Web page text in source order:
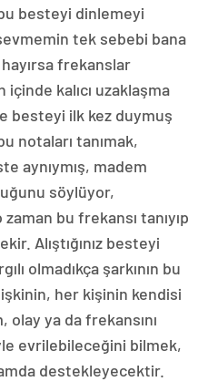
besteyi dinlemeyi
tek sebebi bana
frekanslar
içinde kalıcı uzaklaşma
besteyi ilk kez duymuş
notaları tanımak,
aynıymış, madem
söylüyor,
bu frekansı tanıyıp
Alıştığınız besteyi
olmadıkça şarkının bu
her kişinin kendisi
ya da frekansını
evrilebileceğini bilmek,
destekleyecektir.